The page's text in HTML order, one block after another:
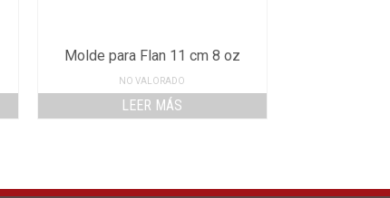
Molde para Flan 11 cm 8 oz
NO VALORADO
LEER MÁS